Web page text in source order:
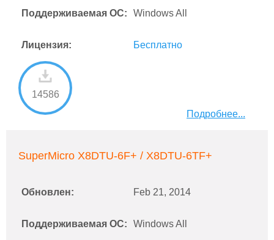
Поддерживаемая ОС: Windows All
Лицензия: Бесплатно
14586
Подробнее...
SuperMicro X8DTU-6F+ / X8DTU-6TF+
Обновлен: Feb 21, 2014
Поддерживаемая ОС: Windows All